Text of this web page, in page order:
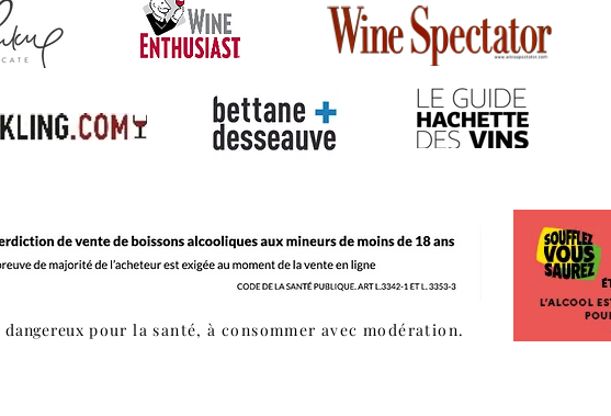
dangereux pour la santé, à consommer avec modération.